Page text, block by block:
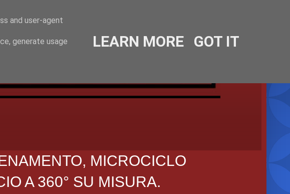
MICROCICLO
A 360° SU MISURA.
and user-agent
generate usage LEARN MORE GOT IT